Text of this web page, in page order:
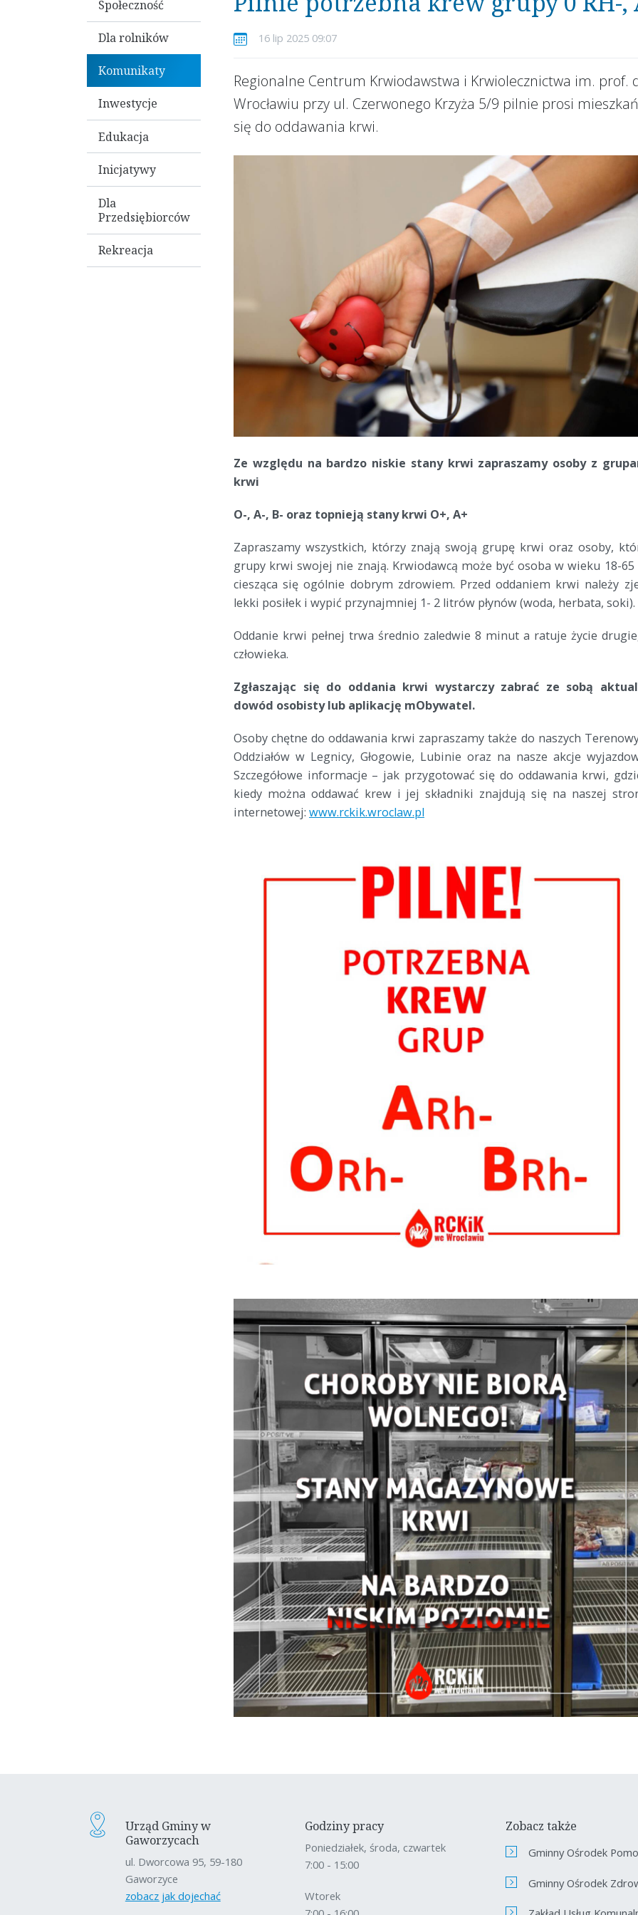
Społeczność
Dla rolników
Komunikaty
Inwestycje
Edukacja
Inicjatywy
Dla
Przedsiębiorców
Rekreacja
16 lip 2025 09:07
Regionalne Centrum Krwiodawstwa i Krwiolecznictwa im. prof.
Wrocławiu przy ul. Czerwonego Krzyża 5/9 pilnie prosi
się do oddawania krwi.
Ze względu na bardzo niskie stany krwi zapraszamy osoby z
krwi
O-, A-, B- oraz topnieją stany krwi O+, A+
Zapraszamy wszystkich, którzy znają swoją grupę krwi oraz osoby,
grupy krwi swojej nie znają. Krwiodawcą może być osoba w wieku 18-65
ciesząca się ogólnie dobrym zdrowiem. Przed oddaniem krwi należy
lekki posiłek i wypić przynajmniej 1- 2 litrów płynów (woda, herbata, soki).
Oddanie krwi pełnej trwa średnio zaledwie 8 minut a ratuje życie
człowieka.
Zgłaszając się do oddania krwi wystarczy zabrać ze sobą
dowód osobisty lub aplikację mObywatel.
Osoby chętne do oddawania krwi zapraszamy także do naszych
Oddziałów w Legnicy, Głogowie, Lubinie oraz na nasze akcje
Szczegółowe informacje – jak przygotować się do oddawania krwi,
kiedy można oddawać krew i jej składniki znajdują się na naszej
internetowej: www.rckik.wroclaw.pl
Urząd Gminy w
Gaworzycach
ul. Dworcowa 95, 59-180
Gaworzyce
zobacz jak dojechać
Godziny pracy
Poniedziałek, środa, czwartek
7:00 - 15:00
Wtorek
Zobacz także
Gminny Ośrodek
Gminny Ośrodek